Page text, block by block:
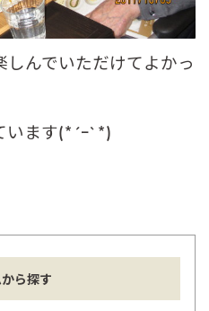
んでいただけてよかっ
います(*´ｰ`*)
ら探す